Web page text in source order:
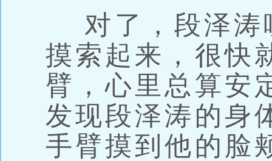
对了，段泽涛
摸索起来，很快
臂，心里总算安
发现段泽涛的身
手臂摸到他的脸